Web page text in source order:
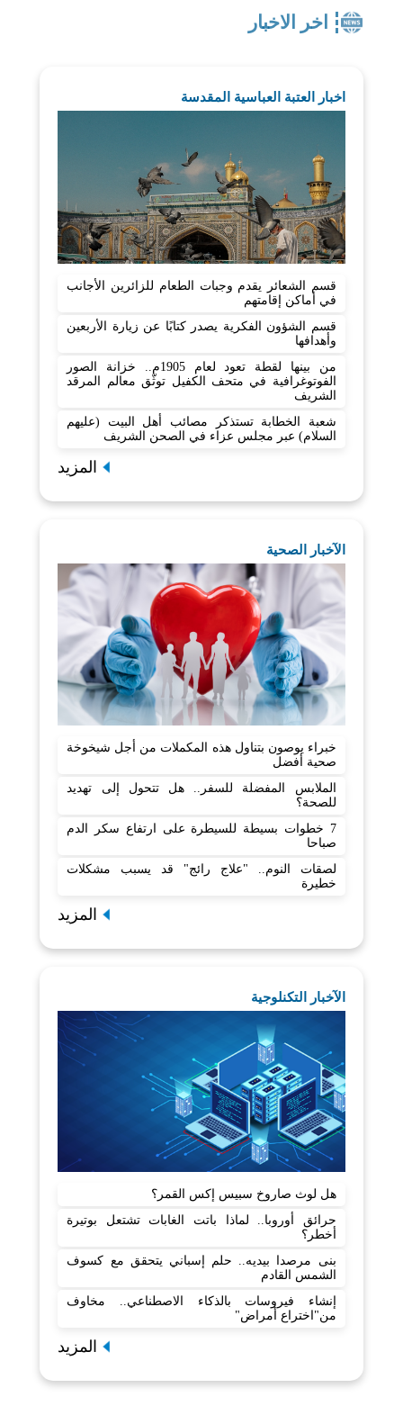
اخر الاخبار
اخبار العتبة العباسية المقدسة
قسم الشعائر يقدم وجبات الطعام للزائرين الأجانب
في أماكن إقامتهم
قسم الشؤون الفكرية يصدر كتابًا عن زيارة الأربعين
وأهدافها
من بينها لقطة تعود لعام 1905م.. خزانة الصور
الفوتوغرافية في متحف الكفيل توثّق معالم المرقد
الشريف
شعبة الخطابة تستذكر مصائب أهل البيت (عليهم
السلام) عبر مجلس عزاء في الصحن الشريف
المزيد
الآخبار الصحية
خبراء يوصون بتناول هذه المكملات من أجل شيخوخة
صحية أفضل
الملابس المفضلة للسفر.. هل تتحول إلى تهديد
للصحة؟
7 خطوات بسيطة للسيطرة على ارتفاع سكر الدم
صباحا
لصقات النوم.. "علاج رائج" قد يسبب مشكلات
خطيرة
المزيد
الآخبار التكنلوجية
هل لوث صاروخ سبيس إكس القمر؟
حرائق أوروبا.. لماذا باتت الغابات تشتعل بوتيرة
أخطر؟
بنى مرصدا بيديه.. حلم إسباني يتحقق مع كسوف
الشمس القادم
إنشاء فيروسات بالذكاء الاصطناعي.. مخاوف
من"اختراع أمراض"
المزيد